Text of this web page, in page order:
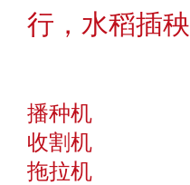
行，水稻插
播种机
收割机
拖拉机